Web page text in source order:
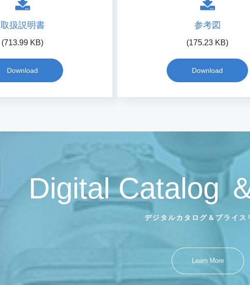
取扱説明書
(713.99 KB)
Download
参考図
(175.23 KB)
Download
Digital Catalog
デジタルカタログ＆プライス
Learn More